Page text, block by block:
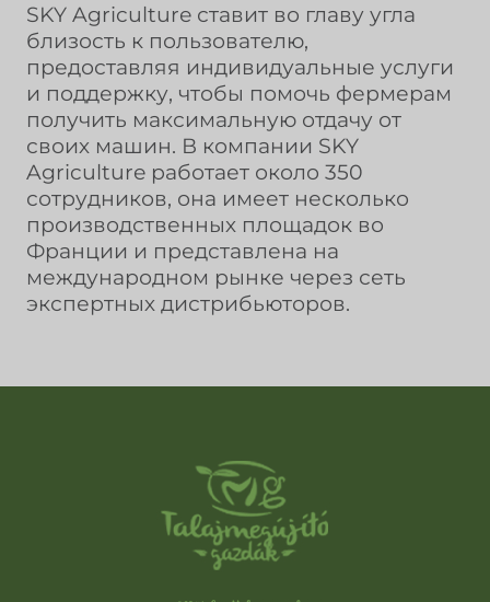
SKY Agriculture ставит во главу угла
близость к пользователю,
предоставляя индивидуальные услуги
и поддержку, чтобы помочь фермерам
получить максимальную отдачу от
своих машин. В компании SKY
Agriculture работает около 350
сотрудников, она имеет несколько
производственных площадок во
Франции и представлена на
международном рынке через сеть
экспертных дистрибьюторов.